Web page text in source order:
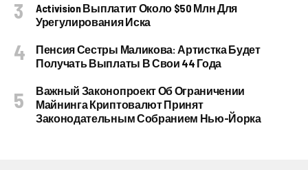
Activision Выплатит Около $50 Млн Для
Урегулирования Иска
Пенсия Сестры Маликова: Артистка Будет
Получать Выплаты В Свои 44 Года
Важный Законопроект Об Ограничении
Майнинга Криптовалют Принят
Законодательным Собранием Нью-Йорка